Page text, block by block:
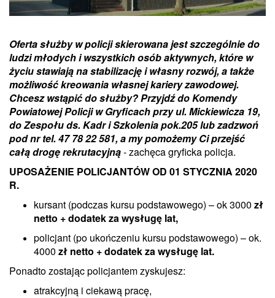
Oferta służby w policji skierowana jest szczególnie do
ludzi młodych i wszystkich osób aktywnych, które w
życiu stawiają na stabilizację i własny rozwój, a także
możliwość kreowania własnej kariery zawodowej.
Chcesz wstąpić do służby? Przyjdź do Komendy
Powiatowej Policji w Gryficach przy ul. Mickiewicza 19,
do Zespołu ds. Kadr i Szkolenia pok.205 lub zadzwoń
pod nr tel. 47 78 22 581, a my pomożemy Ci przejść
całą drogę rekrutacyjną- zachęca gryficka policja.
UPOSAŻENIE POLICJANTÓW OD 01 STYCZNIA 2020
R.
kursant (podczas kursu podstawowego) – ok 3000 zł
netto + dodatek za wysługę lat,
policjant (po ukończeniu kursu podstawowego) – ok.
4000 zł netto + dodatek za wysługę lat.
Ponadto zostając policjantem zyskujesz:
atrakcyjną i ciekawą pracę,